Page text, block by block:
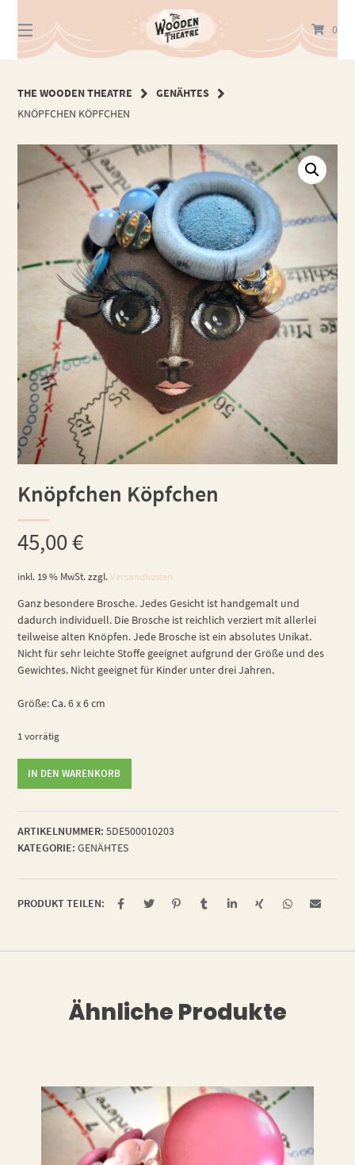
zum
Inhalt
0
THE WOODEN THEATRE
GENÄHTES
KNÖPFCHEN KÖPFCHEN
Knöpfchen Köpfchen
45,00€
inkl. 19 % MwSt. zzgl.Versandkosten
Ganz besondere Brosche. Jedes Gesicht ist handgemalt und
dadurch individuell. Die Brosche ist reichlich verziert mit allerlei
teilweise alten Knöpfen. Jede Brosche ist ein absolutes Unikat.
Nicht für sehr leichte Stoffe geeignet aufgrund der Größe und des
Gewichtes. Nicht geeignet für Kinder unter drei Jahren.
Größe: Ca. 6 x 6 cm
1 vorrätig
IN DEN WARENKORB
ARTIKELNUMMER: 5DE500010203
KATEGORIE: GENÄHTES
PRODUKT TEILEN:
Ähnliche Produkte